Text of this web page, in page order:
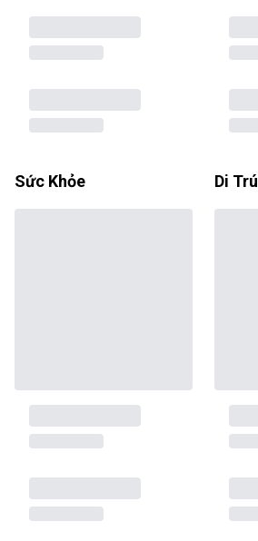
Sức Khỏe Di Trú